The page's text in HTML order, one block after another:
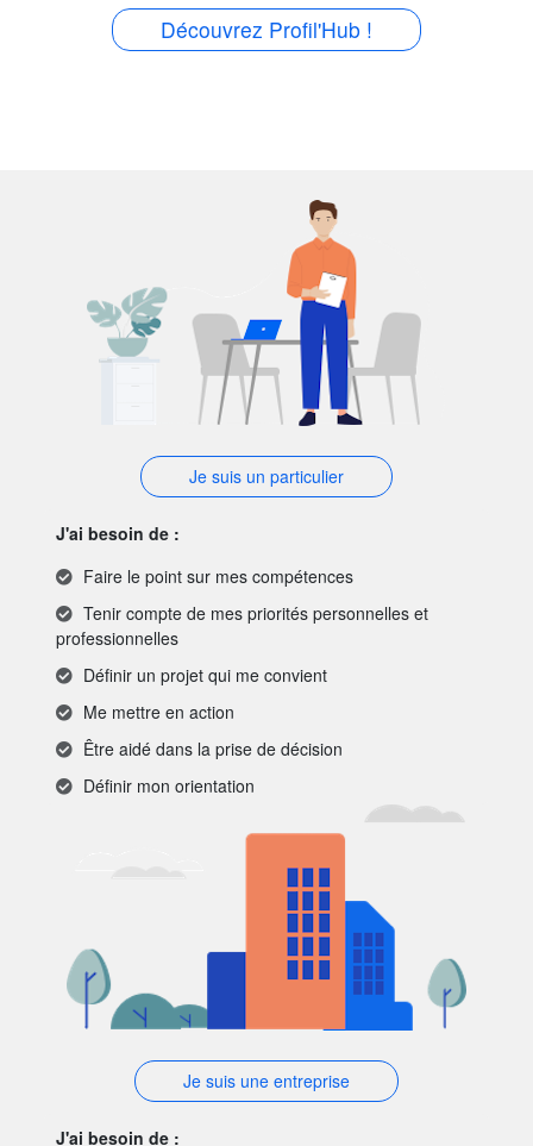
Découvrez Profil'Hub !
Je suis un particulier
J'ai besoin de :
Faire le point sur mes compétences
Tenir compte de mes priorités personnelles et
professionnelles
Définir un projet qui me convient
Me mettre en action
Être aidé dans la prise de décision
Définir mon orientation
Je suis une entreprise
J'ai besoin de :